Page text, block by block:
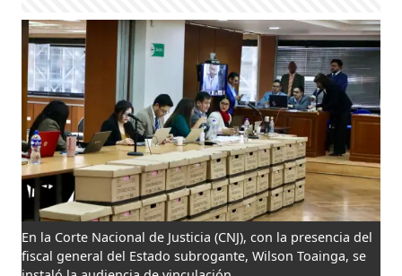
En la Corte Nacional de Justicia (CNJ), con la presencia del
fiscal general del Estado subrogante, Wilson Toainga, se